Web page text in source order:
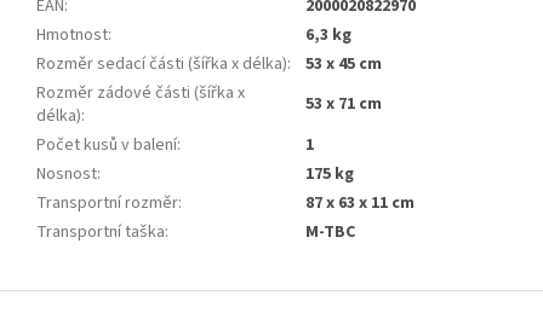
EAN:
2000020822970
Hmotnost:
6,3 kg
Rozměr sedací části (šířka x délka):
53 x 45 cm
Rozměr zádové části (šířka x
délka):
53 x 71 cm
Počet kusů v balení:
1
Nosnost:
175 kg
Transportní rozměr:
87 x 63 x 11 cm
Transportní taška: M-TBC